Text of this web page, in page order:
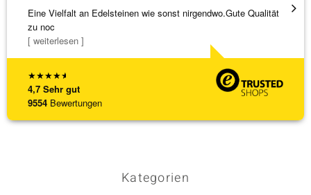
★★★★★
4,7 Sehr gut
9554 Bewertungen
Eine Vielfalt an Edelsteinen wie sonst nirgendwo.Gute Qualität
zu noc
[ weiterlesen ]
Die
Kategorien